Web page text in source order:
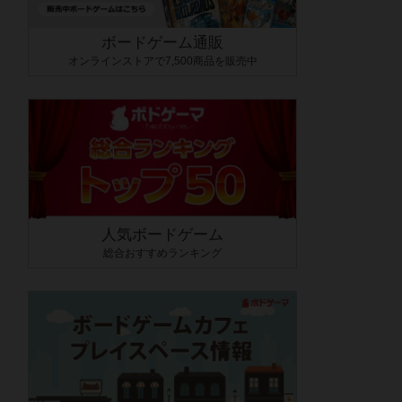
ボードゲーム通販
オンラインストアで7,500商品を販売中
人気ボードゲーム
総合おすすめランキング